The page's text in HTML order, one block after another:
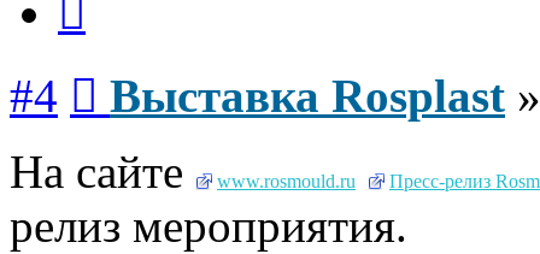
#4 Выставка Rosplast
На сайте
www.rosmould.ru Пресс-релиз
релиз мероприятия.